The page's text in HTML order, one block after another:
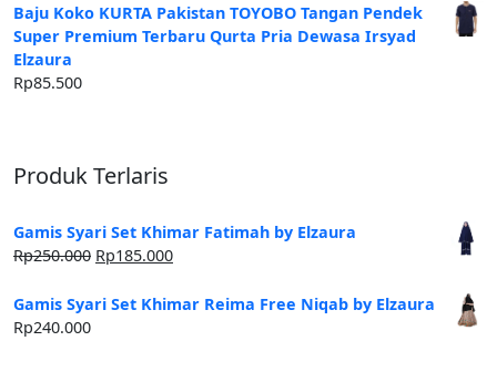
Baju Koko KURTA Pakistan TOYOBO Tangan Pendek
Super Premium Terbaru Qurta Pria Dewasa Irsyad
Elzaura
Rp85.500
Produk Terlaris
Gamis Syari Set Khimar Fatimah by Elzaura
Rp250.000 Harga
adalah:
Rp185.000Harga
ini
Gamis Syari Set Khimar Reima Free Niqab by Elzaura
Rp240.000